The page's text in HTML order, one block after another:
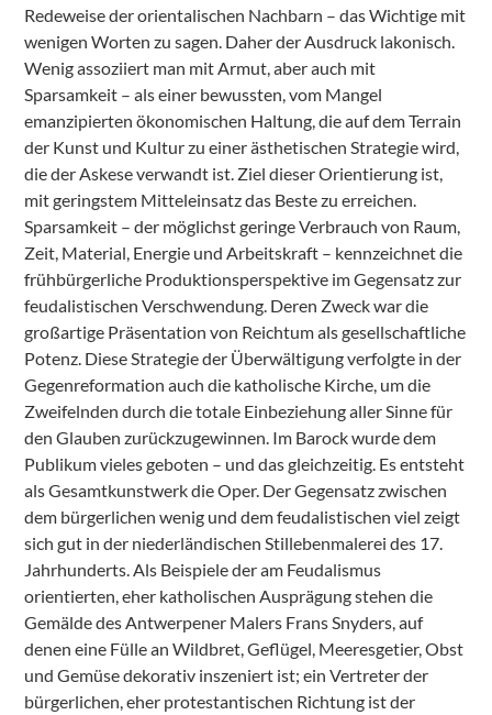
Redeweise der orientalischen Nachbarn – das Wichtige mit
wenigen Worten zu sagen. Daher der Ausdruck lakonisch.
Wenig assoziiert man mit Armut, aber auch mit
Sparsamkeit – als einer bewussten, vom Mangel
emanzipierten ökonomischen Haltung, die auf dem Terrain
der Kunst und Kultur zu einer ästhetischen Strategie wird,
die der Askese verwandt ist. Ziel dieser Orientierung ist,
mit geringstem Mitteleinsatz das Beste zu erreichen.
Sparsamkeit – der möglichst geringe Verbrauch von Raum,
Zeit, Material, Energie und Arbeitskraft – kennzeichnet die
frühbürgerliche Produktionsperspektive im Gegensatz zur
feudalistischen Verschwendung. Deren Zweck war die
großartige Präsentation von Reichtum als gesellschaftliche
Potenz. Diese Strategie der Überwältigung verfolgte in der
Gegenreformation auch die katholische Kirche, um die
Zweifelnden durch die totale Einbeziehung aller Sinne für
den Glauben zurückzugewinnen. Im Barock wurde dem
Publi­kum vieles geboten – und das gleichzeitig. Es entsteht
als Gesamtkunstwerk die Oper. Der Gegensatz zwischen
dem bürgerlichen wenig und dem feudalistischen viel zeigt
sich gut in der niederländischen Stillebenmalerei des 17.
Jahrhunderts. Als Beispiele der am Feudalismus
orientierten, eher katholischen Ausprägung stehen die
Gemälde des Antwerpener Malers Frans Snyders, auf
denen eine Fülle an Wildbret, Geflügel, Meeresgetier, Obst
und Gemüse dekorativ inszeniert ist; ein Vertreter der
bürgerlichen, eher protestantischen Richtung ist der